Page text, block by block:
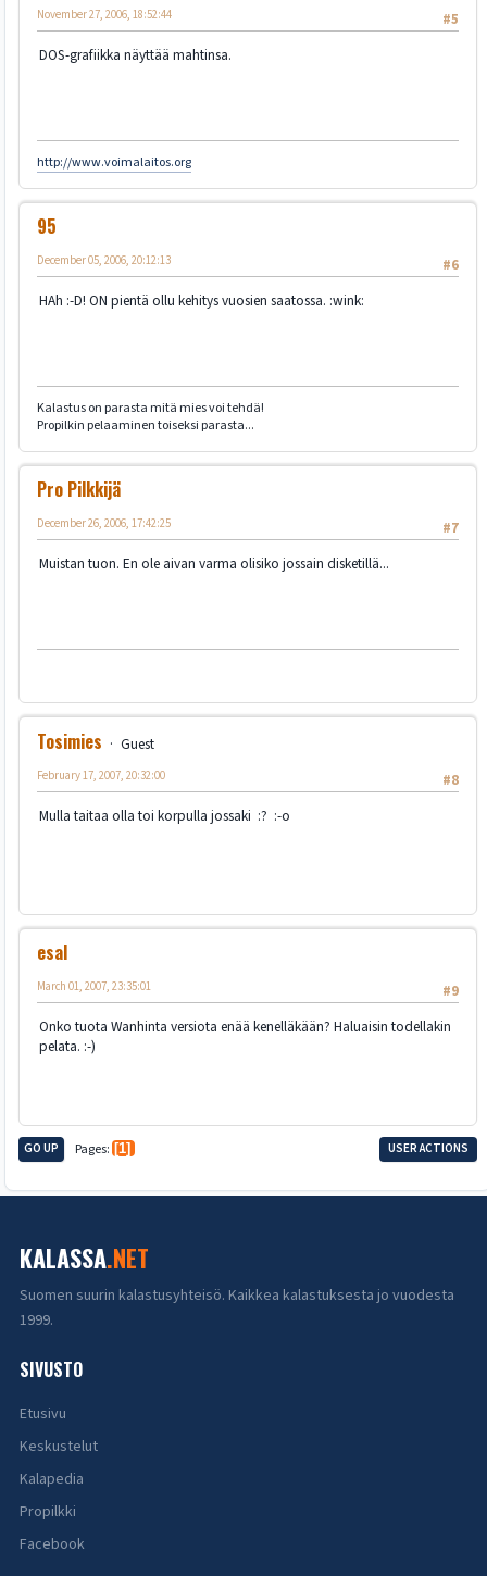
#5
November 27, 2006, 18:52:44
DOS-grafiikka näyttää mahtinsa.
http://www.voimalaitos.org
95
#6
December 05, 2006, 20:12:13
HAh :-D! ON pientä ollu kehitys vuosien saatossa. :wink:
Kalastus on parasta mitä mies voi tehdä!
Propilkin pelaaminen toiseksi parasta...
Pro Pilkkijä
#7
December 26, 2006, 17:42:25
Muistan tuon. En ole aivan varma olisiko jossain disketillä...
Tosimies
Guest
#8
February 17, 2007, 20:32:00
Mulla taitaa olla toi korpulla jossaki :? :-o
esal
#9
March 01, 2007, 23:35:01
Onko tuota Wanhinta versiota enää kenelläkään? Haluaisin todellakin
pelata. :-)
GO UP Pages 1 USER ACTIONS
KALASSA.NET
Suomen suurin kalastusyhteisö. Kaikkea kalastuksesta jo vuodesta
1999.
SIVUSTO
Etusivu
Keskustelut
Kalapedia
Propilkki
Facebook